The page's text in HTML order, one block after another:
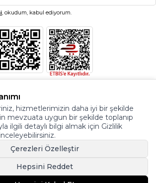
, okudum, kabul ediyorum.
hizmetlerimizin daha iyi bir şekilde
mevzuata uygun bir şekilde toplanıp
ilgili detaylı bilgi almak için Gizlilik
Çerezleri Özelleştir
Hepsini Reddet